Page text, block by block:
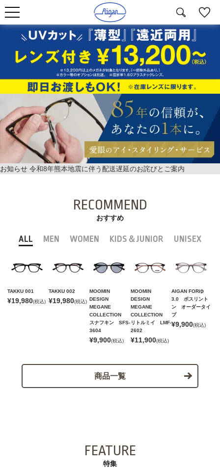
お知らせ 令和8年熊本地震に伴う配送遅延のお詫びとご案内
RECOMMEND
おすすめ
ALL MEN WOMEN KIDS＆JUNIOR UNISEX
TAKKU 001
¥19,980(税込)
TAKKU 002
¥19,980(税込)
MOOMIN
DESIGN
MEGANE
COLLECTION
スナフキン SFS-
3604
¥9,900(税込)
MOOMIN
DESIGN
MEGANE
COLLECTION
リトルミイ LMF-
2602
¥11,900(税込)
AIGAN FORゆ
3.0 ボスリント
ン オーダータイ
プ
¥9,900(税込)
商品一覧
FEATURE
特集